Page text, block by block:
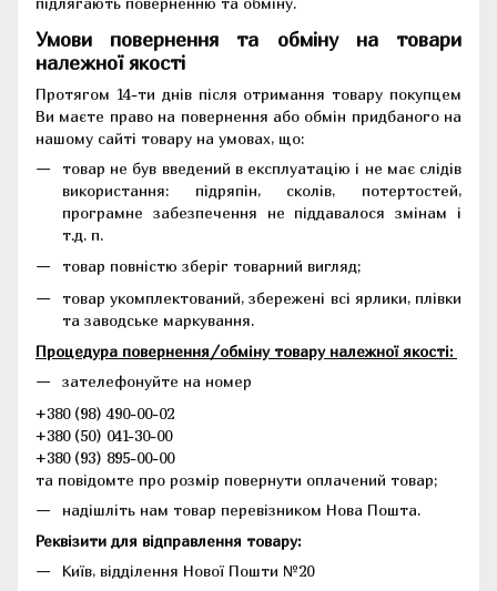
Умови повернення та обміну на товари
належної якості
Протягом 14-ти днів після отримання товару покупцем
Ви маєте право на повернення або обмін придбаного на
нашому сайті товару на умовах, що:
товар не був введений в експлуатацію і не має слідів
використання: підряпін, сколів, потертостей,
програмне забезпечення не піддавалося змінам і
т.д. п.
товар повністю зберіг товарний вигляд;
товар укомплектований, збережені всі ярлики, плівки
та заводське маркування.
Процедура повернення/обміну товару належної якості:
зателефонуйте на номер
+380 (98) 490-00-02
+380 (50) 041-30-00
+380 (93) 895-00-00
та повідомте про розмір повернути оплачений товар;
надішліть нам товар перевізником Нова Пошта.
Реквізити для відправлення товару:
Київ, відділення Нової Пошти №20